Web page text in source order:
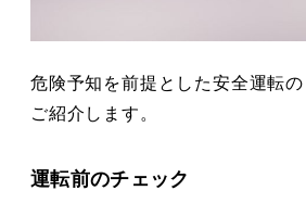
危険予知を前提とした安全運転
ご紹介します。
運転前のチェック